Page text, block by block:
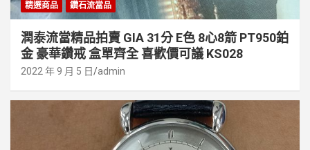
精選商品 鑽石流當品
潤泰流當精品拍賣 GIA 31分 E色 8心8箭 PT950鉑
金 豪華鑽戒 盒單齊全 喜歡價可議 KS028
2022 年 9 月 5 日 admin